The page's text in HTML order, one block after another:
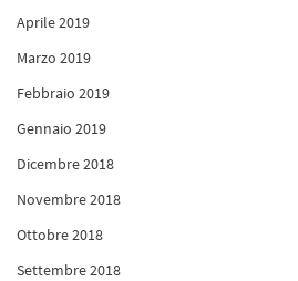
Aprile 2019
Marzo 2019
Febbraio 2019
Gennaio 2019
Dicembre 2018
Novembre 2018
Ottobre 2018
Settembre 2018